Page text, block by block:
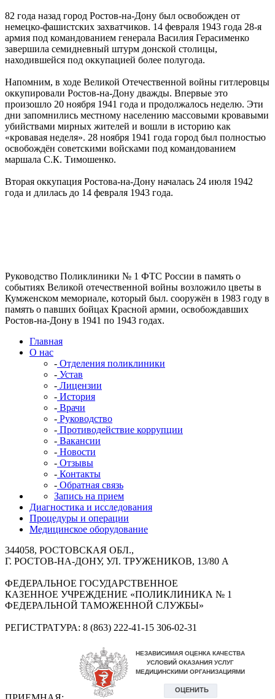
82 года назад город Ростов-на-Дону был освобожден от
немецко-фашистских захватчиков. 14 февраля 1943 года 28-я
армия под командованием генерала Василия Герасименко
завершила семидневный штурм донской столицы,
находившейся под оккупацией более полугода.
Напомним, в ходе Великой Отечественной войны гитлеровцы
оккупировали Ростов-на-Дону дважды. Впервые это
произошло 20 ноября 1941 года и продолжалось неделю. Эти
дни запомнились местному населению массовыми кровавыми
убийствами мирных жителей и вошли в историю как
«кровавая неделя». 28 ноября 1941 года город был полностью
освобождён советскими войсками под командованием
маршала С.К. Тимошенко.
Вторая оккупация Ростова-на-Дону началась 24 июля 1942
года и длилась до 14 февраля 1943 года.
Руководство Поликлиники № 1 ФТС России в память о
событиях Великой отечественной войны возложило цветы в
Кумженском мемориале, который был. сооружён в 1983 году в
память о павших бойцах Красной армии, освобождавших
Ростов-на-Дону в 1941 по 1943 годах.
Главная
О нас
- Отделения поликлиники
- Устав
- Лицензии
- История
- Врачи
- Руководство
- Противодействие коррупции
- Вакансии
- Новости
- Отзывы
- Контакты
- Обратная связь
Запись на прием
Диагностика и исследования
Процедуры и операции
Медицинское оборудование
344058, РОСТОВСКАЯ ОБЛ.,
Г. РОСТОВ-НА-ДОНУ, УЛ. ТРУЖЕНИКОВ, 13/80 А
ФЕДЕРАЛЬНОЕ ГОСУДАРСТВЕННОЕ
КАЗЕННОЕ УЧРЕЖДЕНИЕ «ПОЛИКЛИНИКА № 1
ФЕДЕРАЛЬНОЙ ТАМОЖЕННОЙ СЛУЖБЫ»
РЕГИСТРАТУРА: 8 (863) 222-41-15 306-02-31